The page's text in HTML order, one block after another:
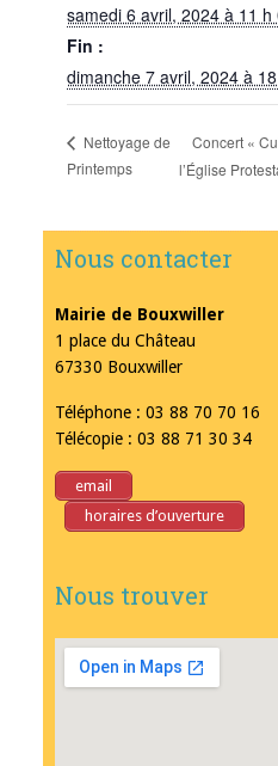
samedi 6 avril, 2024 à 11 h
Fin :
dimanche 7 avril, 2024 à
Nettoyage de
Printemps
Concert «
l’Église
Nous contacter
Mairie de Bouxwiller
1 place du Château
67330 Bouxwiller
Téléphone : 03 88 70 70 16
Télécopie : 03 88 71 30 34
email
horaires d’ouverture
Nous trouver